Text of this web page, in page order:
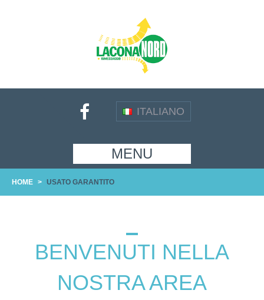
ITALIANO
MENU
HOME > USATO GARANTITO
BENVENUTI NELLA
NOSTRA AREA